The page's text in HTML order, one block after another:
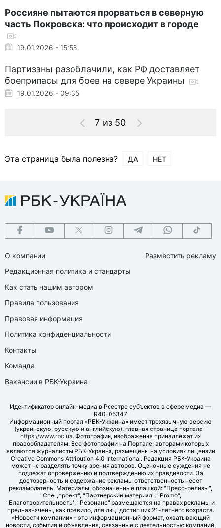
Россияне пытаются прорваться в северную
часть Покровска: что происходит в городе
19.01.2026 - 15:56
Партизаны разоблачили, как РФ доставляет
боеприпасы для боев на севере Украины
19.01.2026 - 09:35
7 из 50
Эта страница была полезна? ДА НЕТ
О компании
Редакционная политика и стандарты
Как стать нашим автором
Правила пользования
Правовая информация
Политика конфиденциальности
Контакты
Команда
Вакансии в РБК-Украина
Разместить рекламу
Идентификатор онлайн-медиа в Реестре субъектов в сфере медиа —
R40-05347
Информационный портал «РБК-Украина» имеет трехязычную версию
(украинскую, русскую и английскую), главная страница портала –
https://www.rbc.ua. Фотографии, изображения принадлежат их
правообладателям. Все фотографии на Портале, авторами которых
являются журналисты РБК-Украина, размещены на условиях лицензии
Creative Commons Attribution 4.0 International. Редакция РБК-Украина
может не разделять точку зрения авторов. Оценочные суждения не
подлежат опровержению и подтверждению их правдивости. За
достоверность и содержание рекламы ответственность несет
рекламодатель. Материалы, обозначенные плашкой: "Пресс-релизы",
"Спецпроект", "Партнерский материал", "Promo",
"Благотворительность", "Резонанс" размещаются на правах рекламы и
предназначены, как правило, для лиц, достигших 21-летнего возраста.
«Новости компании» – это информационный формат, охватывающий
новости, события и объявления, связанные с деятельностью компаний,